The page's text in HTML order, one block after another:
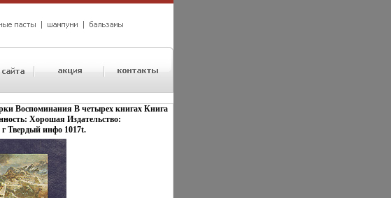
Воспоминания В четырех книгах Книга
Хорошая Издательство:
г Твердый инфо 1017t.